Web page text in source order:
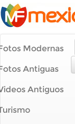
Modernas
Antiguas
Antiguos